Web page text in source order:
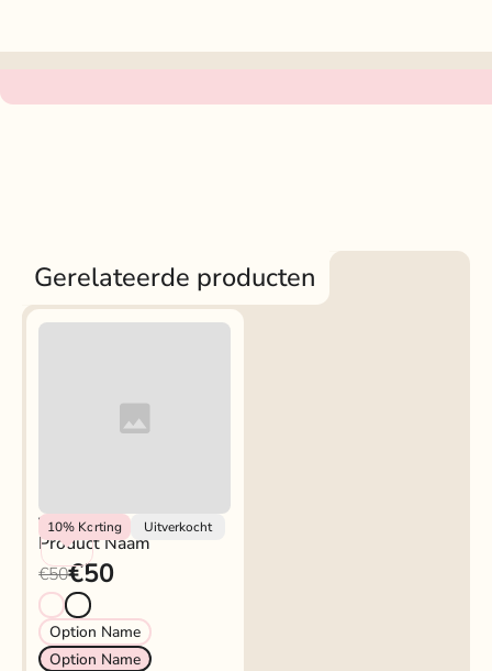
Gerelateerde producten
10% Korting Uitverkocht
Vendor
Product Naam
€50€50
Option Name
Option Name